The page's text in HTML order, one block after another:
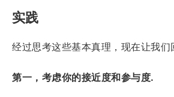
实践
经过思考这些基本真理，现在让我们
第一，考虑你的接近度和参与度.